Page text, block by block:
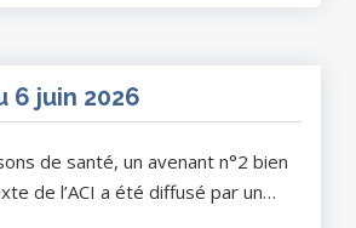
6 juin 2026
de santé, un avenant n°2 bien
de l’ACI a été diffusé par un…